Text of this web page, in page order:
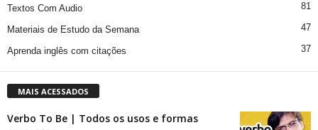
Textos Com Audio 81
Materiais de Estudo da Semana 47
Aprenda inglês com citações 37
MAIS ACESSADOS
Verbo To Be | Todos os usos e formas